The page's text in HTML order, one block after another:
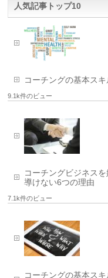
人気記事トップ10
コーチングの基本ス
9.1k件のビュー
コーチングビジネス
導けない6つの理由
7.1k件のビュー
コーチングの基本ス